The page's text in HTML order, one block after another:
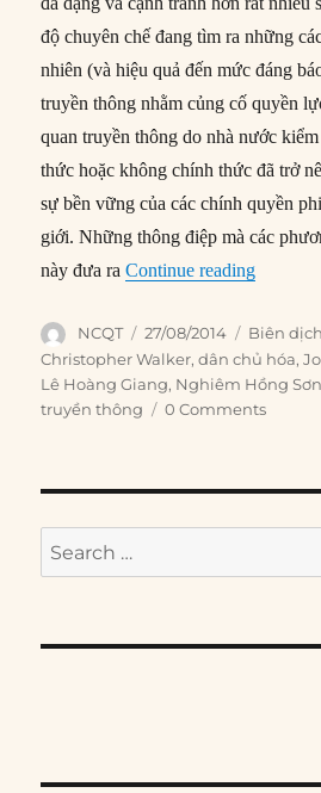
độ chuyên chế đang tìm ra những
nhiên (và hiệu quả đến mức đáng
truyền thông nhằm củng cố quyền
quan truyền thông do nhà nước
thức hoặc không chính thức đã trở
sự bền vững của các chính quyền
giới. Những thông điệp mà các
này đưa raContinue reading“#199 –
Author
NCQT
Posted
on
27/08/2014 Biên
Christopher Walker,dân chủ hóa,
Lê Hoàng Giang, Nghiêm Hồng Sơn
truyền thông
0 Comments
Search
for: